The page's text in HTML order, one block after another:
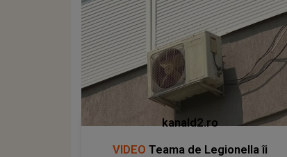
kanald2.ro
VIDEO Teama de Legionella îi